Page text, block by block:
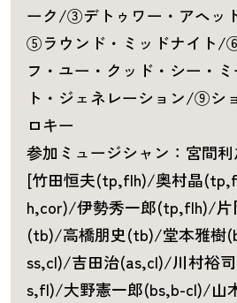
ーク/③デトゥワー・アヘ
⑤ラウンド・ミッドナイト
フ・ユー・クッド・シー・
ト・ジェネレーション/⑨シ
ロキー
参加ミュージシャン：宮間
[竹田恒夫(tp,flh)/奥村晶
h,cor)/伊勢秀一郎(tp,flh)/
(tb)/高橋朋史(tb)/堂本雅樹
ss,cl)/吉田治(as,cl)/川村裕
s,fl)/大野憲一郎(bs,b-cl)/山